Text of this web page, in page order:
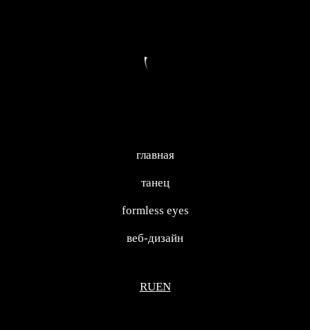
главная
танец
formless eyes
веб-дизайн
RUEN